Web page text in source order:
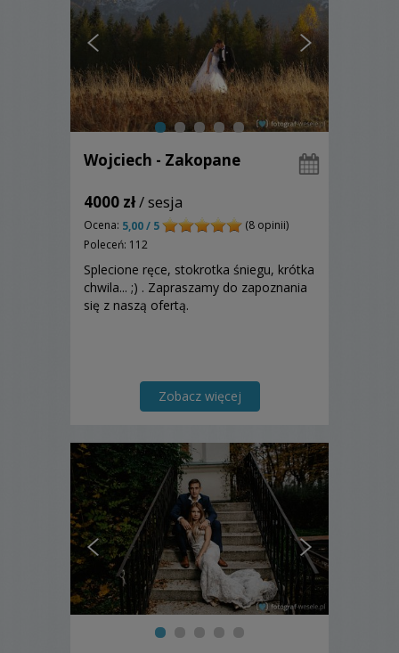
Wojciech - Zakopane
4000 zł/ sesja
Ocena: 5,00 / 5
(8 opinii)
Poleceń: 112
Splecione ręce, stokrotka śniegu, krótka
chwila... ;) . Zapraszamy do zapoznania
się z naszą ofertą.
Zobacz więcej